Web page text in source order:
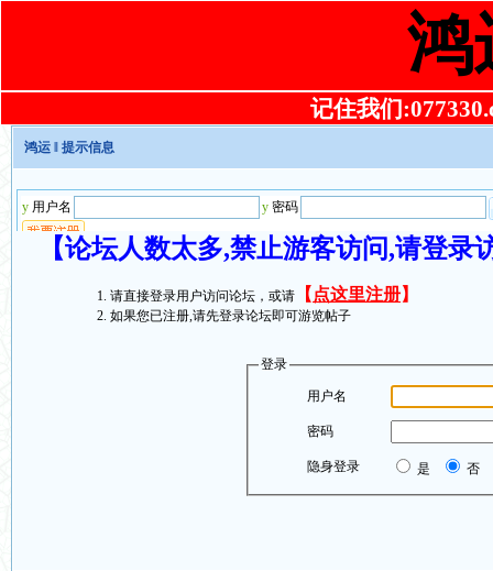
鸿
记住我们
鸿运 ‖ 提示信息
【论坛人数太多,禁止游客访问,请登
请直接登录用户访问论坛，或请 【 点这里注册】
如果您已注册,请先登录论坛即可游览帖子
登录
用户名
密码
隐身登录 是 否